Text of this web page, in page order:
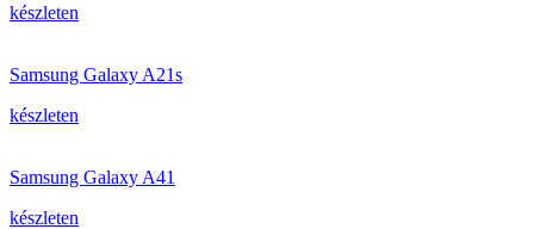
készleten
Samsung Galaxy A21s
készleten
Samsung Galaxy A41
készleten